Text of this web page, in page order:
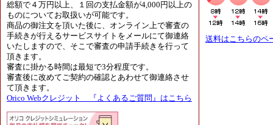
総額で４万円以上、１回の支払金額が4,000円以上の
ものについてお取扱いが可能です。
商品の御注文を頂いた後に、オンライン上で審査の
手続きが行えるサービスサイトをメールにて御連絡
いたしますので、そこで審査の申請手続きを行って
頂きます。
審査に掛かる時間は最短で3分程度です。
審査後に改めてご契約の確認とあわせて御連絡させ
て頂きます。
Orico Webクレジット 『よくあるご質問』はこちら
送料はこちらのペ